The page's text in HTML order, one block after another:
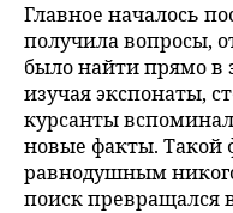
Главное началось
получила вопросы,
было найти прямо в
изучая экспонаты,
курсанты
новые факты. Такой
равнодушным
поиск превращался